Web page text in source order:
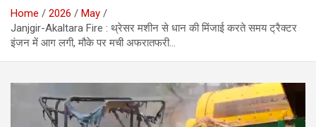
Home 2026
May
Janjgir-Akaltara Fire : थ्रेसर मशीन से धान की मिंजाई करते समय ट्रैक्टर
इंजन में आग लगी, मौके पर मची अफरातफरी…